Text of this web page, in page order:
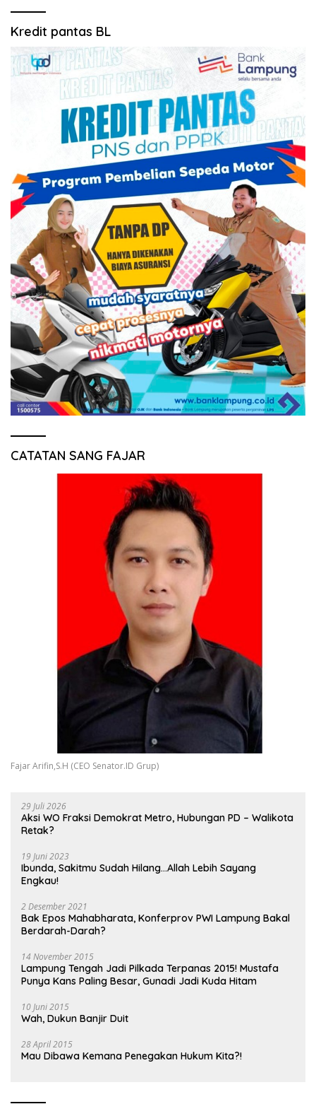
Kredit pantas BL
CATATAN SANG FAJAR
Fajar Arifin,S.H (CEO Senator.ID Grup)
29 Juli 2026
Aksi WO Fraksi Demokrat Metro, Hubungan PD – Walikota
Retak?
19 Juni 2023
Ibunda, Sakitmu Sudah Hilang…Allah Lebih Sayang
Engkau!
2 Desember 2021
Bak Epos Mahabharata, Konferprov PWI Lampung Bakal
Berdarah-Darah?
14 November 2015
Lampung Tengah Jadi Pilkada Terpanas 2015! Mustafa
Punya Kans Paling Besar, Gunadi Jadi Kuda Hitam
10 Juni 2015
Wah, Dukun Banjir Duit
28 April 2015
Mau Dibawa Kemana Penegakan Hukum Kita?!